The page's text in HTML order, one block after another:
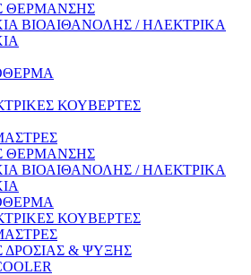
ΘΕΡΜΑΝΣΗΣ
ΒΙΟΑΙΘΑΝΟΛΗΣ / ΗΛΕΚΤΡΙΚΑ
ΚΟΥΒΕΡΤΕΣ
ΘΕΡΜΑΝΣΗΣ
ΒΙΟΑΙΘΑΝΟΛΗΣ / ΗΛΕΚΤΡΙΚΑ
ΚΟΥΒΕΡΤΕΣ
ΔΡΟΣΙΑΣ & ΨΥΞΗΣ